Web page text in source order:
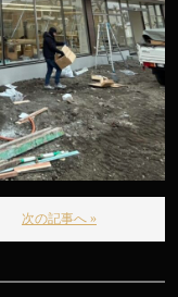
次の記事へ »